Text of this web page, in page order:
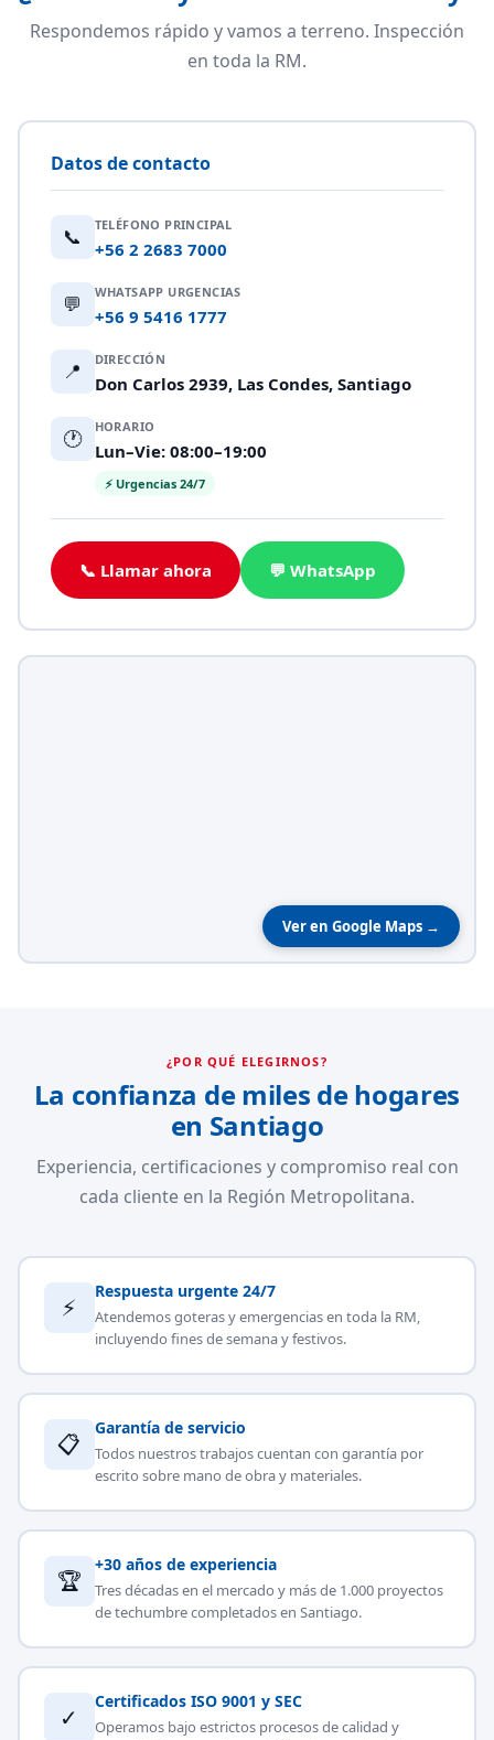
Respondemos rápido y vamos a terreno. Inspección
en toda la RM.
Datos de contacto
📞 TELÉFONO PRINCIPAL
+56 2 2683 7000
💬 WHATSAPP URGENCIAS
+56 9 5416 1777
📍 DIRECCIÓN
Don Carlos 2939, Las Condes, Santiago
🕐 HORARIO
Lun–Vie: 08:00–19:00
⚡ Urgencias 24/7
📞 Llamar ahora 💬 WhatsApp
Ver en Google Maps →
¿POR QUÉ ELEGIRNOS?
La confianza de miles de hogares
en Santiago
Experiencia, certificaciones y compromiso real con
cada cliente en la Región Metropolitana.
⚡
Respuesta urgente 24/7
Atendemos goteras y emergencias en toda la RM,
incluyendo fines de semana y festivos.
📋
Garantía de servicio
Todos nuestros trabajos cuentan con garantía por
escrito sobre mano de obra y materiales.
🏆
+30 años de experiencia
Tres décadas en el mercado y más de 1.000 proyectos
de techumbre completados en Santiago.
✓
Certificados ISO 9001 y SEC
Operamos bajo estrictos procesos de calidad y